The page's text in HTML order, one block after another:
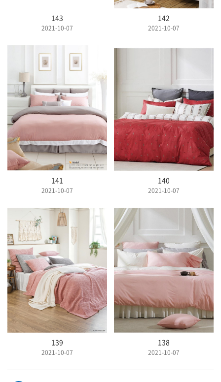
143
2021-10-07
142
2021-10-07
141
2021-10-07
140
2021-10-07
139
2021-10-07
138
2021-10-07